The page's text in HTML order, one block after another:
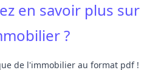
en savoir plus sur
?
de l'immobilier au format pdf !